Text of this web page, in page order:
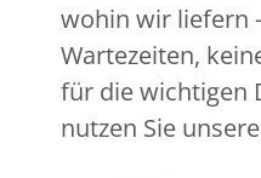
wohin wir liefern
Wartezeiten,
für die wichtigen
nutzen Sie